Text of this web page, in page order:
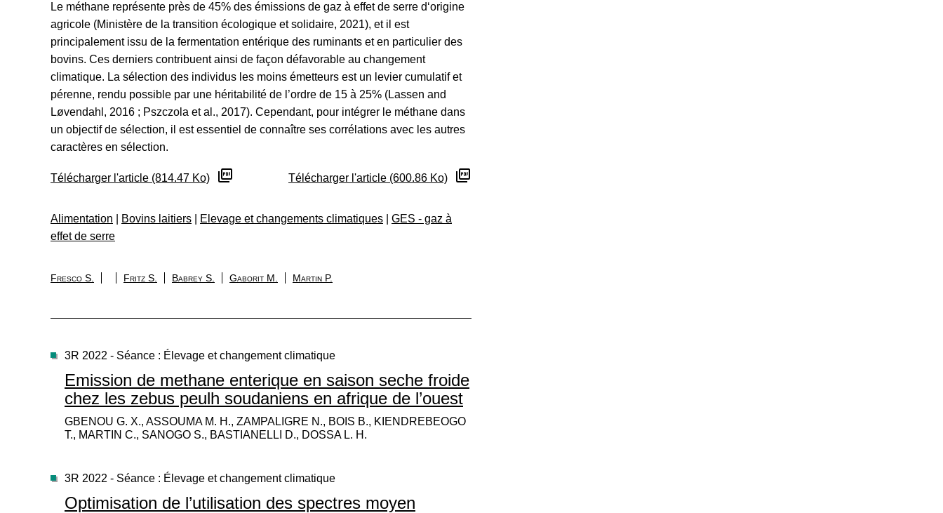
Le méthane représente près de 45% des émissions de gaz à effet de serre d‘origine
agricole (Ministère de la transition écologique et solidaire, 2021), et il est
principalement issu de la fermentation entérique des ruminants et en particulier des
bovins. Ces derniers contribuent ainsi de façon défavorable au changement
climatique. La sélection des individus les moins émetteurs est un levier cumulatif et
pérenne, rendu possible par une héritabilité de l’ordre de 15 à 25% (Lassen and
Løvendahl, 2016 ; Pszczola et al., 2017). Cependant, pour intégrer le méthane dans
un objectif de sélection, il est essentiel de connaître ses corrélations avec les autres
caractères en sélection.
Télécharger l'article (814.47 Ko) Télécharger l'article (600.86 Ko)
Alimentation Bovins laitiers Elevage et changements climatiques
GES - gaz à
effet de serre
Fresco S. Fritz S. Babrey S. Gaborit M. Martin P.
3R 2022 - Séance : Élevage et changement climatique
Emission de methane enterique en saison seche froide
chez les zebus peulh soudaniens en afrique de l’ouest
GBENOU G. X., ASSOUMA M. H., ZAMPALIGRE N., BOIS B., KIENDREBEOGO
T., MARTIN C., SANOGO S., BASTIANELLI D., DOSSA L. H.
3R 2022 - Séance : Élevage et changement climatique
Optimisation de l’utilisation des spectres moyen